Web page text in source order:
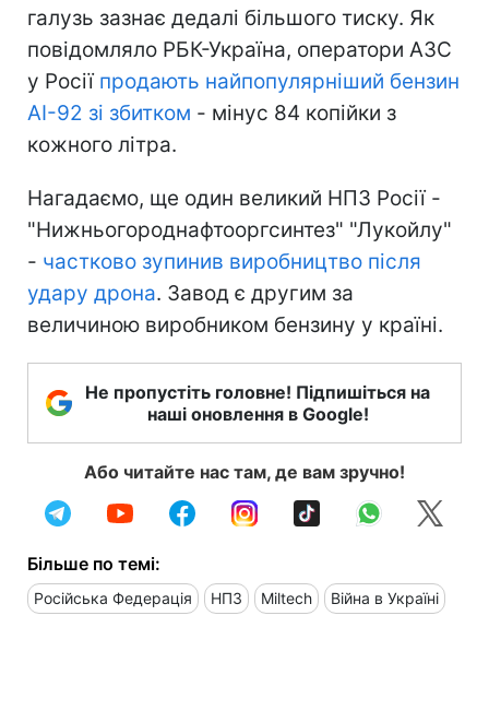
галузь зазнає дедалі більшого тиску. Як
повідомляло РБК-Україна, оператори АЗС
у Росії продають найпопулярніший бензин
АІ-92 зі збитком - мінус 84 копійки з
кожного літра.
Нагадаємо, ще один великий НПЗ Росії -
"Нижньогороднафтооргсинтез" "Лукойлу"
- частково зупинив виробництво після
удару дрона. Завод є другим за
величиною виробником бензину у країні.
Не пропустіть головне! Підпишіться на
наші оновлення в Google!
Або читайте нас там, де вам зручно!
Більше по темі:
Російська Федерація НПЗ Miltech Війна в Україні